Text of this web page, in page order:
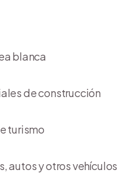
blanca
de construcción
turismo
autos y otros vehículos